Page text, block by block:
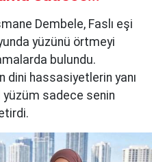
Dembele, Faslı eşi
yüzünü örtmeyi
bulundu.
dini hassasiyetlerin yanı
yüzüm sadece senin